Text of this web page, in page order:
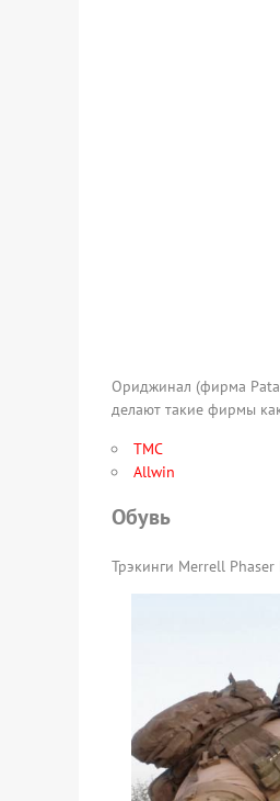
Ориджинал (фирма
делают такие фирмы
TMC
Allwin
Обувь
Трэкинги Merrell